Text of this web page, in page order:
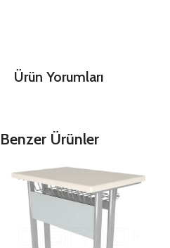
Ürün Yorumları
Benzer Ürünler